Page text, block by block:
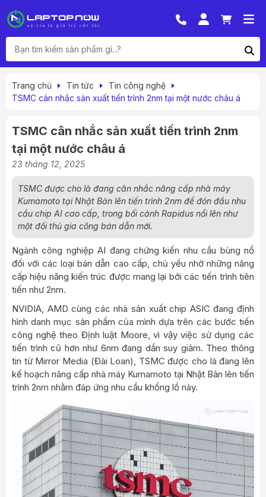
Trang chủ Tin tức
Tin công nghệ
TSMC cân nhắc sản xuất tiến trình 2nm tại một nước châu á
TSMC cân nhắc sản xuất tiến trình 2nm
tại một nước châu á
23 tháng 12, 2025
TSMC được cho là đang cân nhắc nâng cấp nhà máy
Kumamoto tại Nhật Bản lên tiến trình 2nm để đón đầu nhu
cầu chip AI cao cấp, trong bối cảnh Rapidus nổi lên như
một đối thủ gia công bán dẫn mới.
Ngành công nghiệp AI đang chứng kiến nhu cầu bùng nổ
đối với các loại bán dẫn cao cấp, chủ yếu nhờ những nâng
cấp hiệu năng kiến trúc được mang lại bởi các tiến trình tiên
tiến như 2nm.
NVIDIA, AMD cùng các nhà sản xuất chip ASIC đang định
hình danh mục sản phẩm của mình dựa trên các bước tiến
công nghệ theo Định luật Moore, vì vậy việc sử dụng các
tiến trình cũ hơn như 6nm đang dần suy giảm. Theo thông
tin từ Mirror Media (Đài Loan), TSMC được cho là đang lên
kế hoạch nâng cấp nhà máy Kumamoto tại Nhật Bản lên tiến
trình 2nm nhằm đáp ứng nhu cầu khổng lồ này.